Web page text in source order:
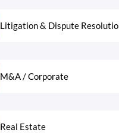
Litigation & Dispute
M&A / Corporate
Real Estate